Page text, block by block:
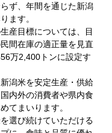
ず、年間を通じた新潟
ます。
産目標については、目
間在庫の適正量を見直
万2,400トンに設定す
潟米を安定生産・供給
内外の消費者や県内食
てまいります。
選び続けていただける